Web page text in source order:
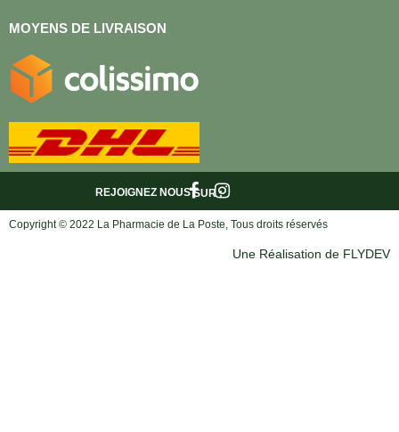
MOYENS DE LIVRAISON
SUR :
REJOIGNEZ NOUS
Copyright © 2022 La Pharmacie de La Poste, Tous droits réservés
Une Réalisation de FLYDEV